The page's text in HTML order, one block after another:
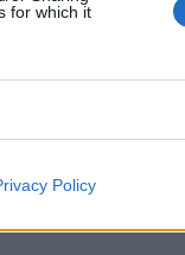
for which it
Policy